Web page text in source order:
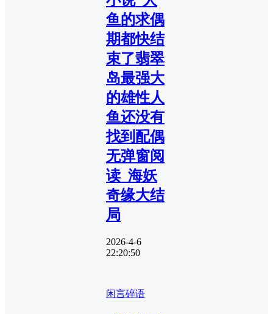
鱼的求偶
期都快结
束了翡翠
岛最强大
的雄性人
鱼还没有
找到配偶
无弹窗阅
读_海妖
奇缘大结
局
2026-4-6
22:20:50
闲言碎语